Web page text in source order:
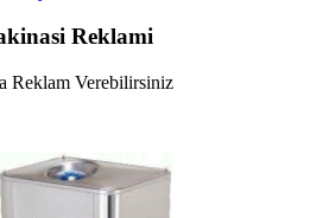
Reklami
Reklam Verebilirsiniz